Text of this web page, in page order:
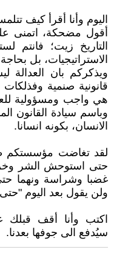
اليوم وأنا أقرأ كيف
أقول مضحكة، اتمنى
التاريخ زيت؛ فانتم
الاستراتيجيات، بل
ويذكركم بان العدالة
قانونية صنمية
هي واجب ومسؤولية
وباسم سيادة القانون
الانسان، بكونه انسانا.
لقد تغاضت مؤسستكم
حتى استوحش الشر
غضبا وشراسة ونهما
ولن يقول بعد اليوم
اكتب وأنا أقف قبلك
سيُدفع الى جوفها بعدنا.